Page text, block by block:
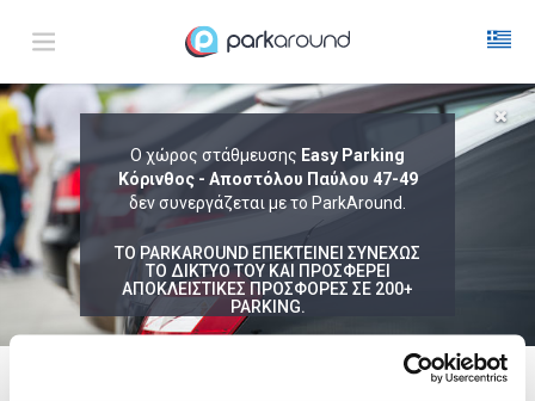
Ο χώρος στάθμευσης Easy Parking
Κόρινθος - Αποστόλου Παύλου 47-49
δεν συνεργάζεται με το ParkAround.
ΤΟ PARKAROUND ΕΠΕΚΤΕΙΝΕΙ ΣΥΝΕΧΩΣ
ΤΟ ΔΙΚΤΥΟ ΤΟΥ ΚΑΙ ΠΡΟΣΦΕΡΕΙ
ΑΠΟΚΛΕΙΣΤΙΚΕΣ ΠΡΟΣΦΟΡΕΣ ΣΕ 200+
PARKING.
ΑΠΟΤΕΛΕΣΜΑΤΑ ΓΙΑ:
ΑΦΙΞΗ Σαβ 08 Αυγ 04:30 ΔΙΑΡΚΕΙΑ